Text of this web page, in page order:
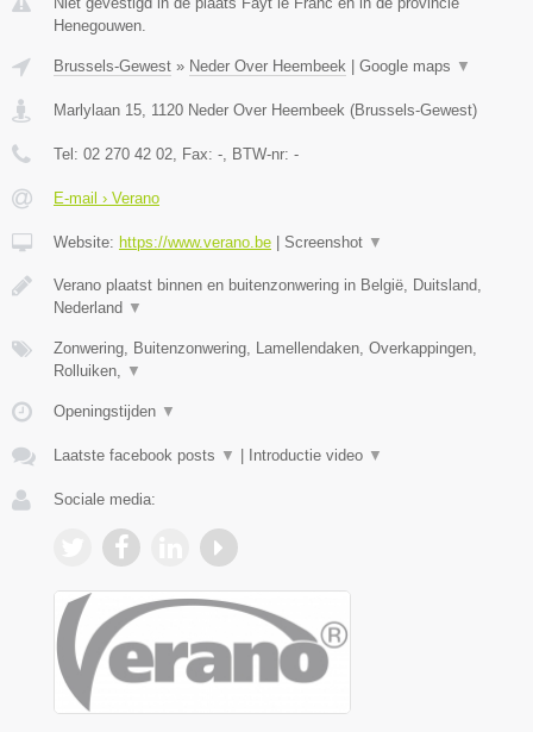
Henegouwen.
Brussels-Gewest » Neder Over Heembeek Google maps ▼
Marlylaan 15 1120 Neder Over Heembeek (Brussels-Gewest)
Tel: 02 270 42 02 , Fax: - , BTW-nr: -
E-mail › Verano
Website: https://www.verano.be Screenshot ▼
Verano plaatst binnen en buitenzonwering in België, Duitsland,
Nederland ▼
Zonwering, Buitenzonwering, Lamellendaken, Overkappingen,
Rolluiken,
▼
Openingstijden ▼
Laatste facebook posts ▼ Introductie video ▼
Sociale media: